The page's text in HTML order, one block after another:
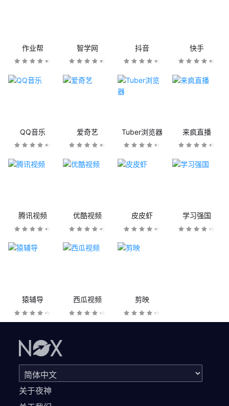
作业帮 智学网 抖音 快手
QQ音乐 爱奇艺 Tuber浏览器 来疯直播
腾讯视频 优酷视频 皮皮虾 学习强国
猿辅导 西瓜视频 剪映
关于夜神